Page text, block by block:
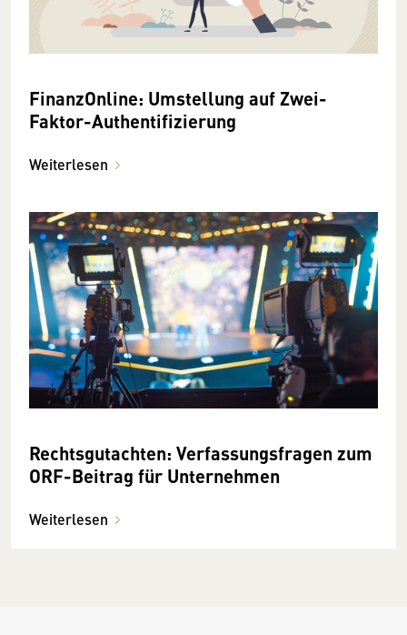
FinanzOnline: Umstellung auf Zwei-
Faktor-Authentifizierung
Weiterlesen
Rechtsgutachten: Verfassungsfragen zum
ORF-Beitrag für Unternehmen
Weiterlesen